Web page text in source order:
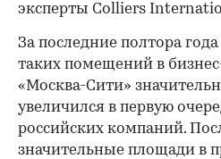
эксперты Colliers
За последние полтора
таких помещений в
«Москва-Сити»
увеличился в первую
российских компаний.
значительные площади в